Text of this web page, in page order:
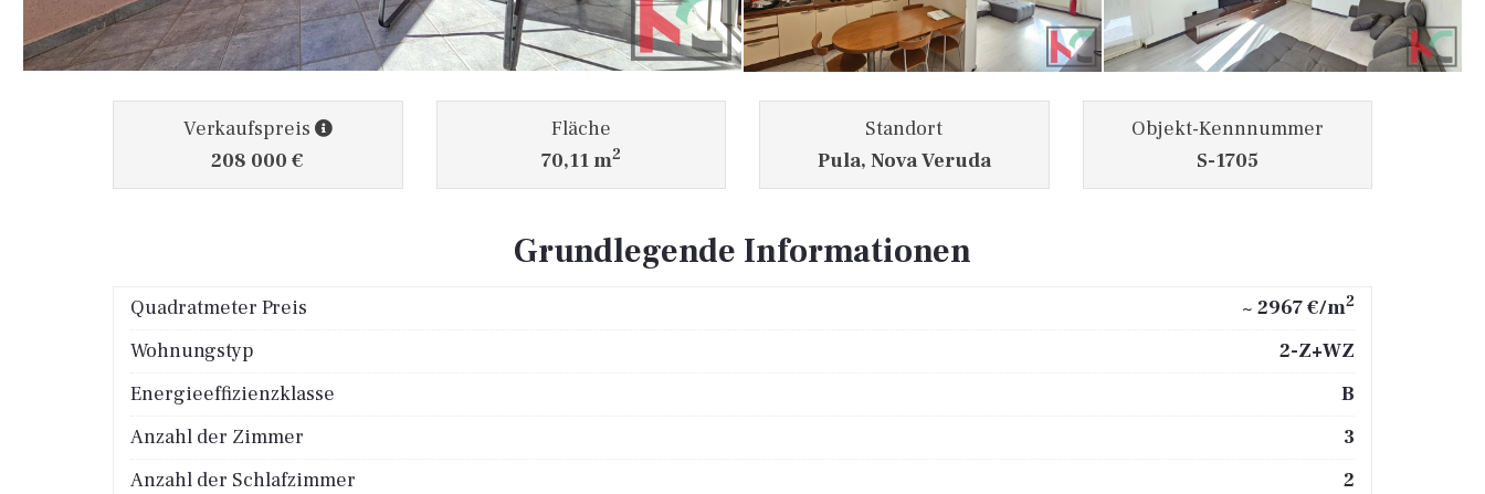
Verkaufspreis
208 000 €
Fläche
70,11 m2
Standort
Pula, Nova Veruda
Objekt-Kennnummer
S-1705
Grundlegende Informationen
Quadratmeter Preis ~ 2967 €/m2
Wohnungstyp
2-Z+WZ
Energieeffizienzklasse
B
Anzahl der Zimmer
3
Anzahl der Schlafzimmer
2